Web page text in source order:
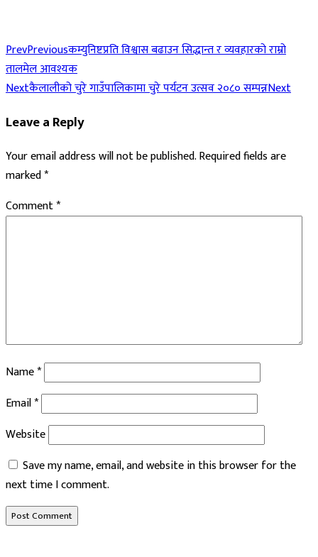
PrevPreviousकम्युनिष्टप्रति विश्वास बढाउन सिद्धान्त र व्यवहारको राम्रो
तालमेल आवश्यक
Nextकैलालीको चुरे गाउँपालिकामा चुरे पर्यटन उत्सव २०८० सम्पन्नNext
Leave a Reply
Your email address will not be published.Required fields are
marked*
Comment*
Name*
Email*
Website
Save my name, email, and website in this browser for the
next time I comment.